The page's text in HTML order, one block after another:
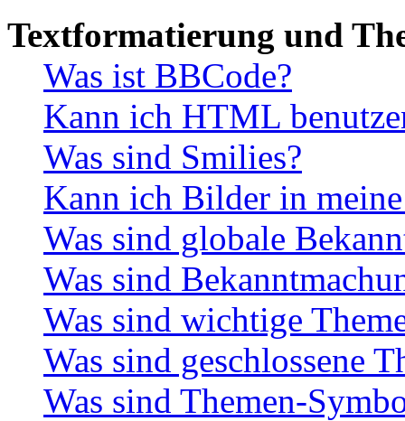
Textformatierung und
Was ist BBCode?
Kann ich HTML
Was sind Smilies?
Kann ich Bilder in
Was sind globale
Was sind
Was sind wichtige
Was sind geschlossene
Was sind Themen-